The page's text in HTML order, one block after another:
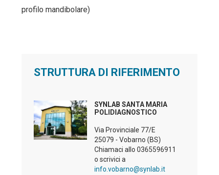
profilo mandibolare)
STRUTTURA DI RIFERIMENTO
SYNLAB SANTA MARIA
POLIDIAGNOSTICO
Via Provinciale 77/E
25079 - Vobarno (BS)
Chiamaci allo 0365596911
o scrivici a
info.vobarno@synlab.it